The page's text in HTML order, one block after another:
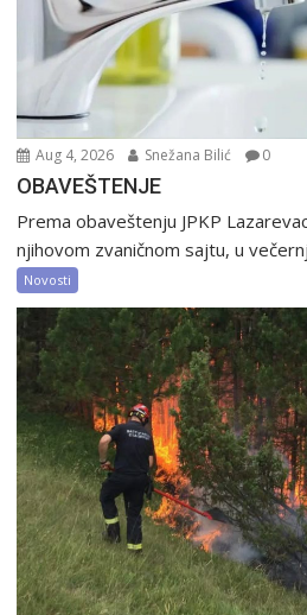
Aug 4, 2026 Snežana Bilić 0
OBAVEŠTENJE
Prema obaveštenju JPKP
njihovom zvaničnom sajtu, u
Novosti